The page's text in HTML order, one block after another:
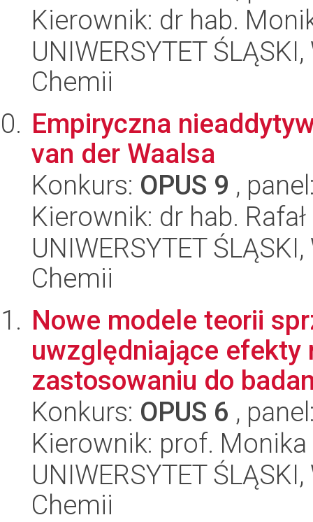
Kierownik: dr hab.
UNIWERSYTET
Chemii
Empiryczna
van der Waalsa
Konkurs: OPUS 9 ,
Kierownik: dr hab.
UNIWERSYTET
Chemii
Nowe modele teorii
uwzględniające efekty
zastosowaniu do
Konkurs: OPUS 6 ,
Kierownik: prof. Monika
UNIWERSYTET
Chemii